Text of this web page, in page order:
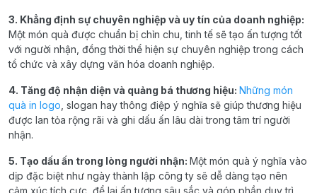
3. Khẳng định sự chuyên nghiệp và uy tín của doanh nghiệp:
Một món quà được chuẩn bị chỉn chu, tinh tế sẽ tạo ấn tượng tốt
với người nhận, đồng thời thể hiện sự chuyên nghiệp trong cách
tổ chức và xây dựng văn hóa doanh nghiệp.
4. Tăng độ nhận diện và quảng bá thương hiệu: Những món
quà in logo , slogan hay thông điệp ý nghĩa sẽ giúp thương hiệu
được lan tỏa rộng rãi và ghi dấu ấn lâu dài trong tâm trí người
nhận.
5. Tạo dấu ấn trong lòng người nhận: Một món quà ý nghĩa vào
dịp đặc biệt như ngày thành lập công ty sẽ dễ dàng tạo nên
cảm xúc tích cực, để lại ấn tượng sâu sắc và góp phần duy trì